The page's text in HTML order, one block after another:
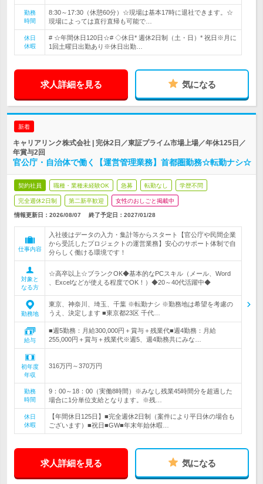
勤務
時間
8:30～17:30（休憩60分）☆現場は基本17時に退社できます。☆
現場によっては直行直帰も可能で…
休日
休暇
# ☆年間休日120日☆# ◇休日* 週休2日制（土・日）* 祝日※月に
1回土曜日出勤あり※休日出勤…
求人詳細を見る 気になる
新着
キャリアリンク株式会社 | 完休2日／東証プライム市場上場／年休125日／
年賞与2回
官公庁・自治体で働く【運営管理業務】首都圏勤務☆転勤ナシ☆
契約社員 職種・業種未経験OK 急募 転勤なし 学歴不問
完全週休2日制 第二新卒歓迎 女性のおしごと掲載中
情報更新日：2026/08/07 終了予定日： 2027/01/28
仕事内容
入社後はデータの入力・集計等からスタート【官公庁や民間企業
から受託したプロジェクトの運営業務】安心のサポート体制で自
分らしく働ける環境です！
対象と
なる方
☆高卒以上☆ブランクOK◆基本的なPCスキル（メール、Word
、Excelなどが使える程度でOK！）◆20～40代活躍中◆
勤務地
東京、神奈川、埼玉、千葉 ※転勤ナシ ※勤務地は希望を考慮の
うえ、決定します ■東京都23区 千代…
給与
■週5勤務：月給300,000円＋賞与＋残業代■週4勤務：月給
255,000円＋賞与＋残業代※週5、週4勤務共にみな…
初年度
年収
316万円～370万円
勤務
時間
9：00～18：00（実働8時間）※みなし残業45時間分を超過した
場合に1分単位支給となります。※残…
休日
休暇
【年間休日125日】■完全週休2日制（案件により平日休の場合も
ございます）■祝日■GW■年末年始休暇…
求人詳細を見る 気になる